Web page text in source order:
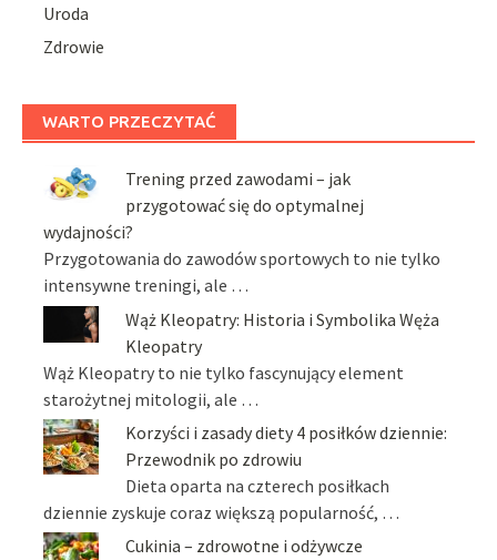
Uroda
Zdrowie
WARTO PRZECZYTAĆ
Trening przed zawodami – jak
przygotować się do optymalnej
wydajności?
Przygotowania do zawodów sportowych to nie tylko
intensywne treningi, ale …
Wąż Kleopatry: Historia i Symbolika Węża
Kleopatry
Wąż Kleopatry to nie tylko fascynujący element
starożytnej mitologii, ale …
Korzyści i zasady diety 4 posiłków dziennie:
Przewodnik po zdrowiu
Dieta oparta na czterech posiłkach
dziennie zyskuje coraz większą popularność, …
Cukinia – zdrowotne i odżywcze